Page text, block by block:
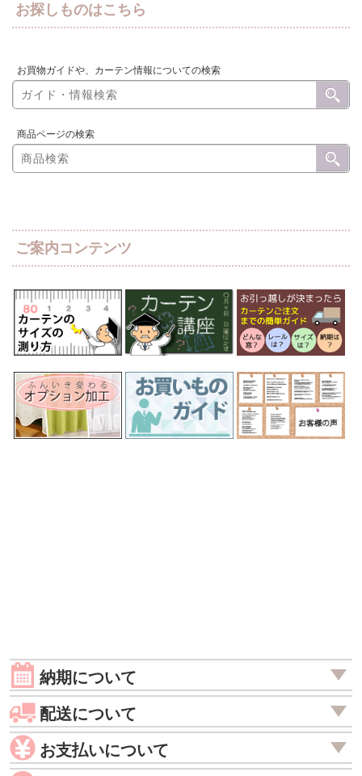
お探しものはこちら
お買物ガイドや、カーテン情報についての検索
商品ページの検索
ご案内コンテンツ
納期について
配送について
お支払いについて